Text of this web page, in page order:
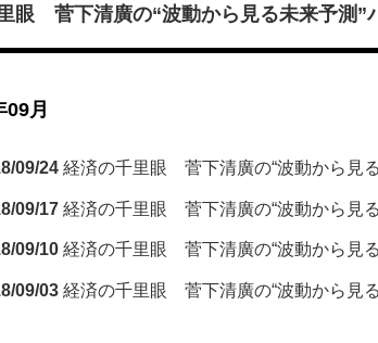
眼 菅下清廣の“波動から見る未来予測”
09月
09/24 経済の千里眼 菅下清廣の“波動から見
09/17 経済の千里眼 菅下清廣の“波動から見
09/10 経済の千里眼 菅下清廣の“波動から見
09/03 経済の千里眼 菅下清廣の“波動から見